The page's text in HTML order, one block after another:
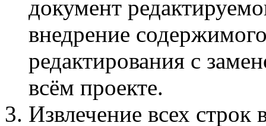
документ
внедрение
редактирования с
всём проекте.
Извлечение всех строк